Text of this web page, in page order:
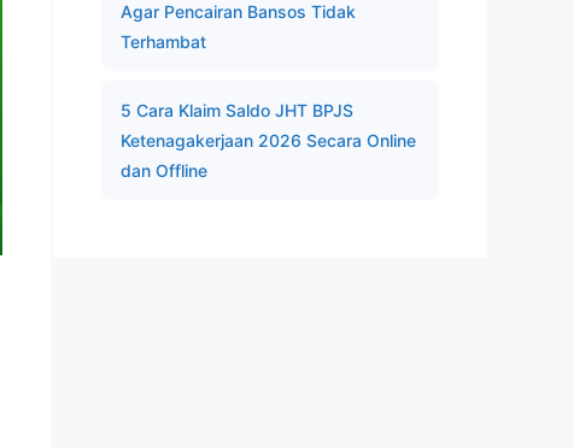
Agar Pencairan Bansos Tidak
Terhambat
5 Cara Klaim Saldo JHT BPJS
Ketenagakerjaan 2026 Secara Online
dan Offline